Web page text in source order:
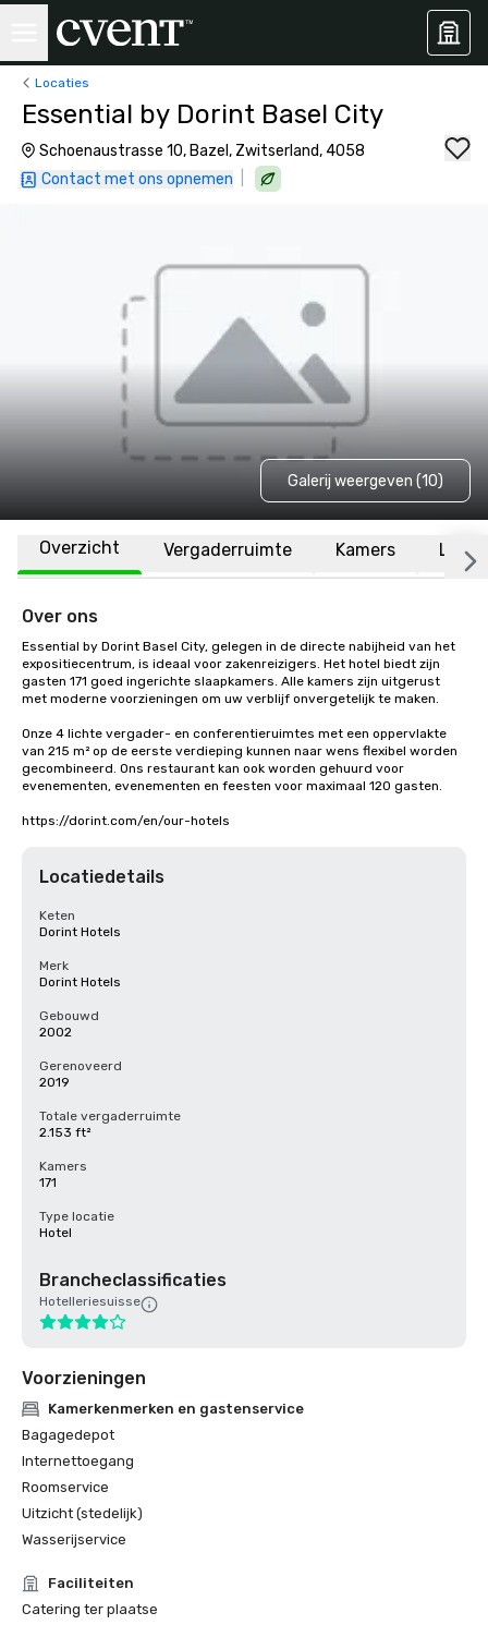
Locaties
Essential by Dorint Basel City
Schoenaustrasse 10, Bazel, Zwitserland, 4058
Contact met ons opnemen
Galerij weergeven (10)
Overzicht Vergaderruimte Kamers
Over ons
Essential by Dorint Basel City, gelegen in de directe nabijheid van het
expositiecentrum, is ideaal voor zakenreizigers. Het hotel biedt zijn
gasten 171 goed ingerichte slaapkamers. Alle kamers zijn uitgerust
met moderne voorzieningen om uw verblijf onvergetelijk te maken.
Onze 4 lichte vergader- en conferentieruimtes met een oppervlakte
van 215 m² op de eerste verdieping kunnen naar wens flexibel worden
gecombineerd. Ons restaurant kan ook worden gehuurd voor
evenementen, evenementen en feesten voor maximaal 120 gasten.
https://dorint.com/en/our-hotels
Locatiedetails
Keten
Dorint Hotels
Merk
Dorint Hotels
Gebouwd
2002
Gerenoveerd
2019
Totale vergaderruimte
2.153 ft²
Kamers
171
Type locatie
Hotel
Brancheclassificaties
Hotelleriesuisse
Voorzieningen
Kamerkenmerken en gastenservice
Bagagedepot
Internettoegang
Roomservice
Uitzicht (stedelijk)
Wasserijservice
Faciliteiten
Catering ter plaatse